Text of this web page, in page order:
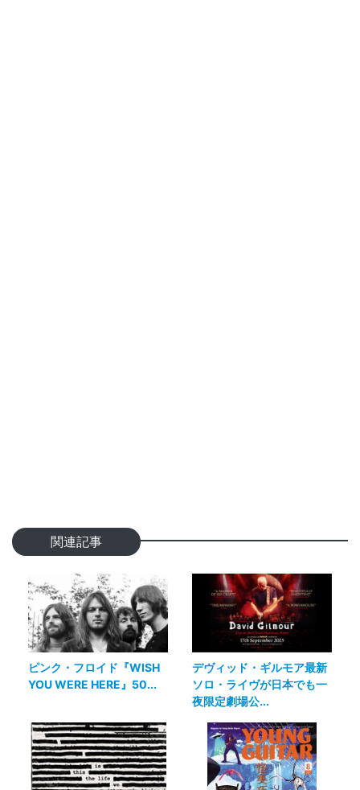
関連記事
ピンク・フロイド『WISH
YOU WERE HERE』50...
デヴィッド・ギルモア最新
ソロ・ライヴが日本でも一
夜限定劇場公...